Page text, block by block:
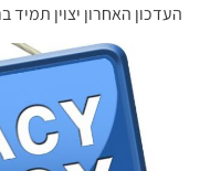
העדכון האחרון יצוין